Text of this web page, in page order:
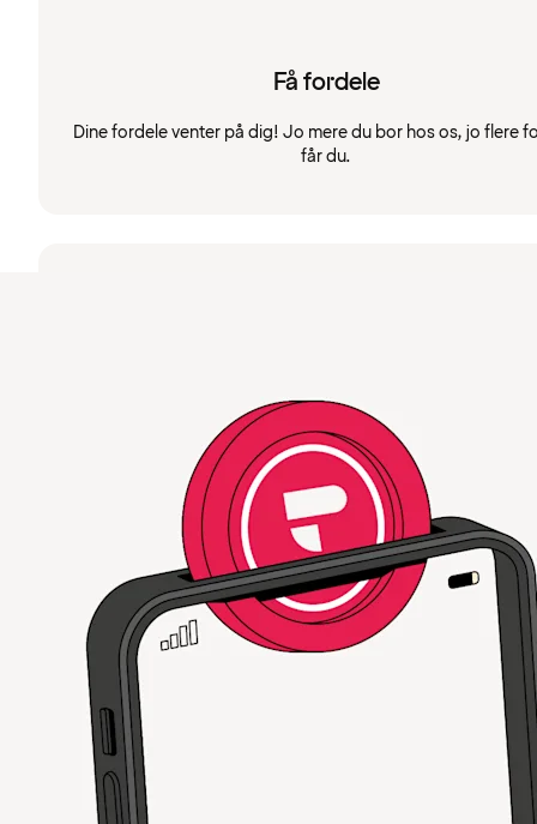
Få fordele
Dine fordele venter på dig! Jo mere du bor hos os, jo flere
får du.